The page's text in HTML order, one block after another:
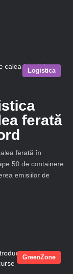
Logistica
ferată
ferată în
50 de containere
emisiilor de
GreenZone